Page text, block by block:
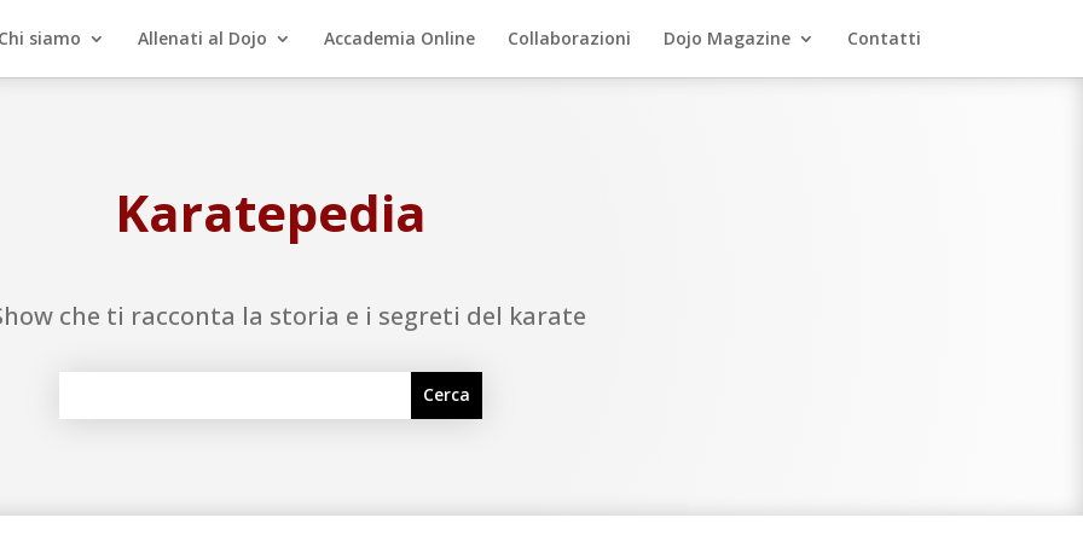
siamo Allenati al Dojo Accademia Online Collaborazioni Dojo Magazine Contatti
Karatepedia
che ti racconta la storia e i segreti del karate